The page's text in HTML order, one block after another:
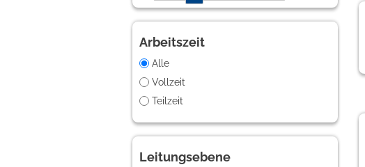
Arbeitszeit
Alle
Vollzeit
Teilzeit
Leitungsebene